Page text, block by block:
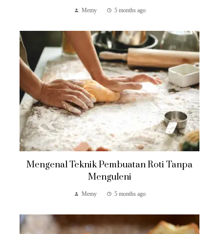
Memy 5 months ago
Mengenal Teknik Pembuatan Roti Tanpa
Menguleni
Memy 5 months ago